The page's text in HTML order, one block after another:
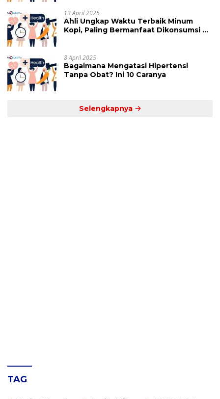
13 April 2025
Ahli Ungkap Waktu Terbaik Minum
Kopi, Paling Bermanfaat Dikonsumsi di
8 April 2025
Bagaimana Mengatasi Hipertensi
Tanpa Obat? Ini 10 Caranya
Selengkapnya
TAG